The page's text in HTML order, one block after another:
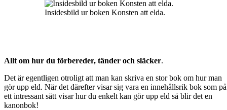
Insidesbild ur boken Konsten att elda.
Allt om hur du förbereder, tänder och släcker.
Det är egentligen otroligt att man kan skriva en stor bok om hur man
gör upp eld. När det därefter visar sig vara en innehållsrik bok som på
ett intressant sätt visar hur du enkelt kan gör upp eld så blir det en
kanonbok!